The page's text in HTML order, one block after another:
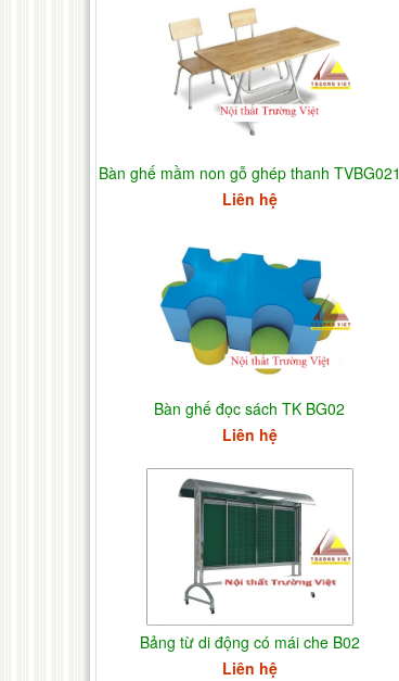
Bàn ghế mầm non gỗ ghép thanh TVBG021
Liên hệ
Bàn ghế đọc sách TK BG02
Liên hệ
Bảng từ di động có mái che B02
Liên hệ